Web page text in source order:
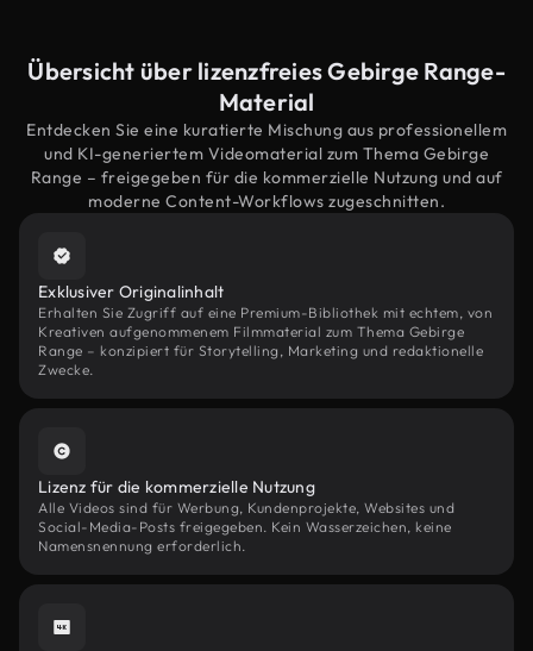
Übersicht über lizenzfreies Gebirge Range-
Material
Entdecken Sie eine kuratierte Mischung aus professionellem
und KI-generiertem Videomaterial zum Thema Gebirge
Range – freigegeben für die kommerzielle Nutzung und auf
moderne Content-Workflows zugeschnitten.
Exklusiver Originalinhalt
Erhalten Sie Zugriff auf eine Premium-Bibliothek mit echtem, von
Kreativen aufgenommenem Filmmaterial zum Thema Gebirge
Range – konzipiert für Storytelling, Marketing und redaktionelle
Zwecke.
Lizenz für die kommerzielle Nutzung
Alle Videos sind für Werbung, Kundenprojekte, Websites und
Social-Media-Posts freigegeben. Kein Wasserzeichen, keine
Namensnennung erforderlich.